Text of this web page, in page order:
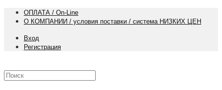
ОПЛАТА / On-Line
О КОМПАНИИ / условия поставки / система НИЗКИХ ЦЕН
Вход
Регистрация